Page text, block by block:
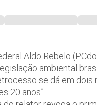
Aldo Rebelo
ambiental
se dá em
20 anos”.